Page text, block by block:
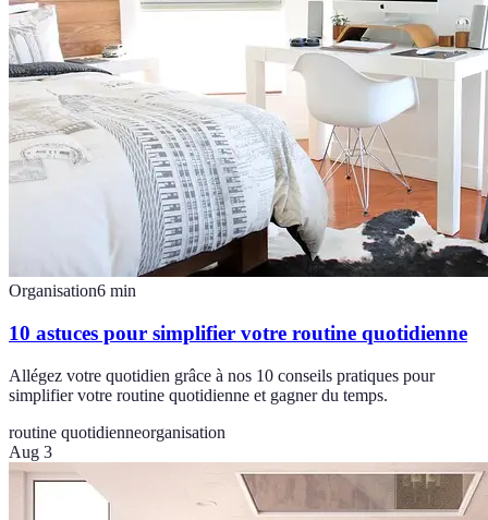
Organisation6 min
10 astuces pour simplifier votre routine quotidienne
Allégez votre quotidien grâce à nos 10 conseils pratiques pour
simplifier votre routine quotidienne et gagner du temps.
routine quotidienneorganisation
Aug 3